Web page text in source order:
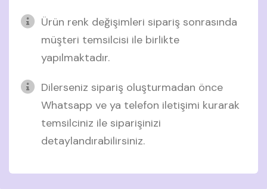
Ürün renk değişimleri sipariş sonrasında
müşteri temsilcisi ile birlikte
yapılmaktadır.
Dilerseniz sipariş oluşturmadan önce
Whatsapp ve ya telefon iletişimi kurarak
temsilciniz ile siparişinizi
detaylandırabilirsiniz.